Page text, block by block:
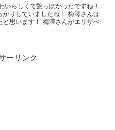
いらしくて艶っぽかったですね！
りしていましたね！ 梅澤さんは
思います！ 梅澤さんがエリザべ
ーリンク